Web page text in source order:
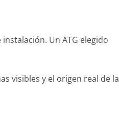
Un ATG elegido
visibles y el origen real de la